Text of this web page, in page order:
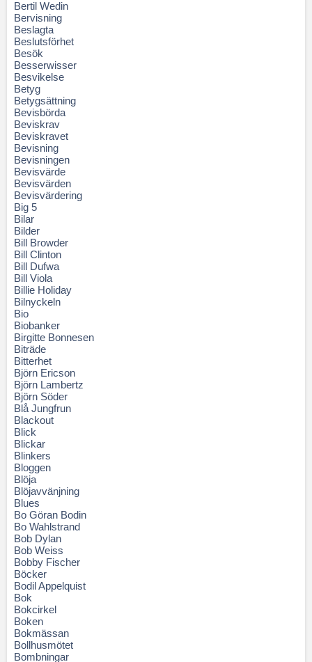
Bertil Wedin
Bervisning
Beslagta
Beslutsförhet
Besök
Besserwisser
Besvikelse
Betyg
Betygsättning
Bevisbörda
Beviskrav
Beviskravet
Bevisning
Bevisningen
Bevisvärde
Bevisvärden
Bevisvärdering
Big 5
Bilar
Bilder
Bill Browder
Bill Clinton
Bill Dufwa
Bill Viola
Billie Holiday
Bilnyckeln
Bio
Biobanker
Birgitte Bonnesen
Biträde
Bitterhet
Björn Ericson
Björn Lambertz
Björn Söder
Blå Jungfrun
Blackout
Blick
Blickar
Blinkers
Bloggen
Blöja
Blöjavvänjning
Blues
Bo Göran Bodin
Bo Wahlstrand
Bob Dylan
Bob Weiss
Bobby Fischer
Böcker
Bodil Appelquist
Bok
Bokcirkel
Boken
Bokmässan
Bollhusmötet
Bombningar